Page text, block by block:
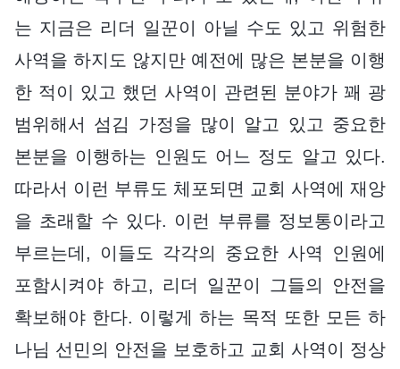
는 지금은 리더 일꾼이 아닐 수도 있고 위험한
사역을 하지도 않지만 예전에 많은 본분을 이행
한 적이 있고 했던 사역이 관련된 분야가 꽤 광
범위해서 섬김 가정을 많이 알고 있고 중요한
본분을 이행하는 인원도 어느 정도 알고 있다.
따라서 이런 부류도 체포되면 교회 사역에 재앙
을 초래할 수 있다. 이런 부류를 정보통이라고
부르는데, 이들도 각각의 중요한 사역 인원에
포함시켜야 하고, 리더 일꾼이 그들의 안전을
확보해야 한다. 이렇게 하는 목적 또한 모든 하
나님 선민의 안전을 보호하고 교회 사역이 정상